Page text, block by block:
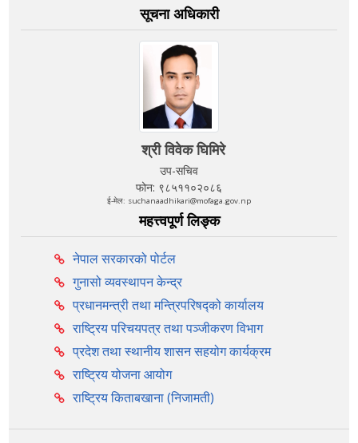
सूचना अधिकारी
श्री विवेक घिमिरे
उप-सचिव
फोन: ९८५११०२०८६
ई-मेल: suchanaadhikari@mofaga.gov.np
महत्त्वपूर्ण लिङ्क
नेपाल सरकारको पोर्टल
गुनासो व्यवस्थापन केन्द्र
प्रधानमन्त्री तथा मन्त्रिपरिषद्को कार्यालय
राष्ट्रिय परिचयपत्र तथा पञ्‍जीकरण विभाग
प्रदेश तथा स्थानीय शासन सहयोग कार्यक्रम
राष्ट्रिय योजना आयोग
राष्ट्रिय किताबखाना (निजामती)